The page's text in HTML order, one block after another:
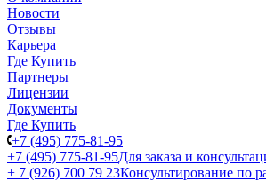
Новости
Отзывы
Карьера
Где Купить
Партнеры
Лицензии
Документы
Где Купить
+7 (495) 775-81-95
+7 (495) 775-81-95Для заказа и
+ 7 (926) 700 79 23Консультирование по